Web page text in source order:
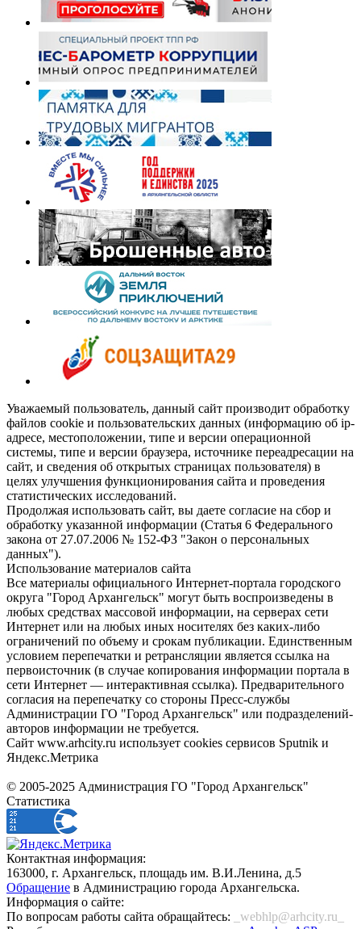
Уважаемый пользователь, данный сайт производит обработку
файлов cookie и пользовательских данных (информацию об ip-
адресе, местоположении, типе и версии операционной
системы, типе и версии браузера, источнике переадресации на
сайт, и сведения об открытых страницах пользователя) в
целях улучшения функционирования сайта и проведения
статистических исследований.
Продолжая использовать сайт, вы даете согласие на сбор и
обработку указанной информации (Статья 6 Федерального
закона от 27.07.2006 № 152-ФЗ "Закон о персональных
данных").
Использование материалов сайта
Все материалы официального Интернет-портала городского
округа "Город Архангельск" могут быть воспроизведены в
любых средствах массовой информации, на серверах сети
Интернет или на любых иных носителях без каких-либо
ограничений по объему и срокам публикации. Единственным
условием перепечатки и ретрансляции является ссылка на
первоисточник (в случае копирования информации портала в
сети Интернет — интерактивная ссылка). Предварительного
согласия на перепечатку со стороны Пресс-службы
Администрации ГО "Город Архангельск" или подразделений-
авторов информации не требуется.
Сайт www.arhcity.ru использует cookies сервисов Sputnik и
Яндекс.Метрика
© 2005-2025 Администрация ГО "Город Архангельск"
Статистика
Контактная информация:
163000, г. Архангельск, площадь им. В.И.Ленина, д.5
Обращение в Администрацию города Архангельска.
Информация о сайте:
По вопросам работы сайта обращайтесь:
_webhlp@arhcity.ru_